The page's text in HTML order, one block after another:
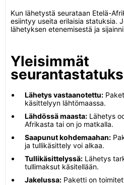
Kun lähetystä seurataan Etelä-
esiintyy useita erilaisia statuksia.
lähetyksen etenemisestä ja
Yleisimmät
Lähetys vastaanotettu:
käsittelyyn lähtömaassa.
Lähdössä maasta: Lähetys
Afrikasta tai on jo matkalla.
Saapunut kohdemaahan:
ja tullikäsittely voi alkaa.
Tullikäsittelyssä: Lähetys
tullimaksut käsitellään.
Jakelussa: Paketti on